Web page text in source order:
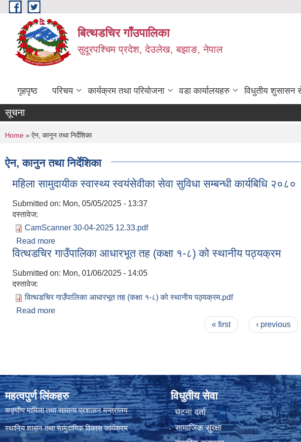
Skip to main content
बित्थडचिर गाँउपालिका
सुदूरपश्चिम प्रदेश, देउलेख, बझाङ, नेपाल
गृहपृष्ठ परिचय कार्यक्रम तथा परियोजना वडा कार्यालयहरु विधुतीय शुसासन
सूचना
You are here
Home » ऐन, कानुन तथा निर्देशिका
ऐन, कानुन तथा निर्देशिका
महिला सामुदायीक स्वास्थ्य स्वयंसेवीका सेवा सुविधा सम्बन्धी कार्यबिधि २०८०
Submitted on: Mon, 05/05/2025 - 13:37
दस्तावेज:
CamScanner 30-04-2025 12.33.pdf
Read more
वित्थडचिर गाउँपालिका आधारभूत तह (कक्षा १-८) को स्थानीय पठ्यक्रम
Submitted on: Mon, 01/06/2025 - 14:05
दस्तावेज:
वित्थडचिर गाउँपालिका आधारभूत तह (कक्षा १-८) को स्थानीय पठ्यक्रम.pdf
Read more
« first ‹ previous
महत्वपुर्ण लिंकहरु
सङ्घीय मामिला तथा सामान्य प्रशासन मन्त्रालय
स्थानिय शासन तथा सामुदायिक विकास कार्यक्रम
विधुतीय सेवा
घटना दर्ता
सामाजिक सुरक्षा